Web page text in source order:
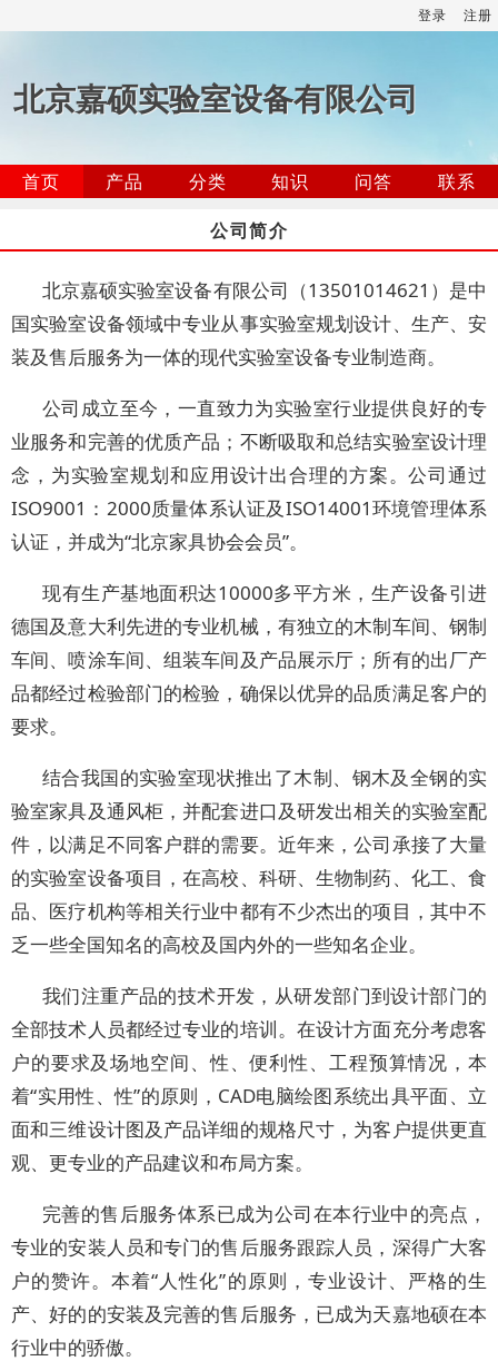
登录 注册
北京嘉硕实验室设备有限公司
首页 产品 分类 知识 问答
联系
公司简介
北京嘉硕实验室设备有限公司（13501014621）是中
国实验室设备领域中专业从事实验室规划设计、生产、安
装及售后服务为一体的现代实验室设备专业制造商。
公司成立至今，一直致力为实验室行业提供良好的专
业服务和完善的优质产品；不断吸取和总结实验室设计理
念，为实验室规划和应用设计出合理的方案。公司通过
ISO9001：2000质量体系认证及ISO14001环境管理体系
认证，并成为“北京家具协会会员”。
现有生产基地面积达10000多平方米，生产设备引进
德国及意大利先进的专业机械，有独立的木制车间、钢制
车间、喷涂车间、组装车间及产品展示厅；所有的出厂产
品都经过检验部门的检验，确保以优异的品质满足客户的
要求。
结合我国的实验室现状推出了木制、钢木及全钢的实
验室家具及通风柜，并配套进口及研发出相关的实验室配
件，以满足不同客户群的需要。近年来，公司承接了大量
的实验室设备项目，在高校、科研、生物制药、化工、食
品、医疗机构等相关行业中都有不少杰出的项目，其中不
乏一些全国知名的高校及国内外的一些知名企业。
我们注重产品的技术开发，从研发部门到设计部门的
全部技术人员都经过专业的培训。在设计方面充分考虑客
户的要求及场地空间、性、便利性、工程预算情况，本
着“实用性、性”的原则，CAD电脑绘图系统出具平面、立
面和三维设计图及产品详细的规格尺寸，为客户提供更直
观、更专业的产品建议和布局方案。
完善的售后服务体系已成为公司在本行业中的亮点，
专业的安装人员和专门的售后服务跟踪人员，深得广大客
户的赞许。本着“人性化”的原则，专业设计、严格的生
产、好的的安装及完善的售后服务，已成为天嘉地硕在本
行业中的骄傲。